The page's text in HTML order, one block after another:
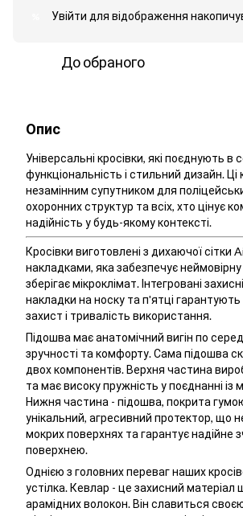
Увійти для відображення
До обраного
Опис
Універсальні кросівки, які поєднують в
функціональність і стильний дизайн. Ці
незамінним супутником для
охоронних структур та всіх, хто цінує
надійність у будь-якому контексті.
Кросівки виготовлені з дихаючої сітки
накладками, яка забезпечує неймовірну
зберігає мікроклімат. Інтегровані
накладки на носку та п'ятці
захист і тривалість використання.
Підошва має анатомічний вигін по
зручності та комфорту. Сама підошва
двох компонентів. Верхня частина
та має високу пружність у поєднанні
Нижня частина - підошва, покрита
унікальний, агресивний протектор, що
мокрих поверхнях та гарантує надійне
поверхнею.
Однією з головних переваг наших
устілка. Кевлар - це захисний матеріал
арамідних волокон. Він славиться